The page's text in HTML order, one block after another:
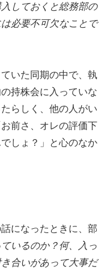
しておくと総務部の
必要不可欠なことで
いた同期の中で、執
持株会に入っていな
らしく、他の人がい
前さ、オレの評価下
しょ？」と心のなか
になったときに、部
いるのか？何、入っ
合いがあって大事だ